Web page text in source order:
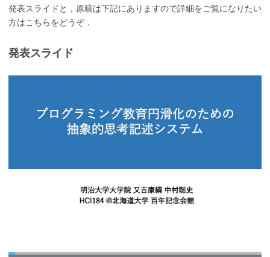
発表スライドと，原稿は下記にありますので詳細をご覧になりたい
方はこちらをどうぞ．
発表スライド